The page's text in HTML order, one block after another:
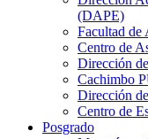
(DAPE)
Facultad de
Centro de
Dirección
Cachimbo
Dirección
Centro de
Posgrado